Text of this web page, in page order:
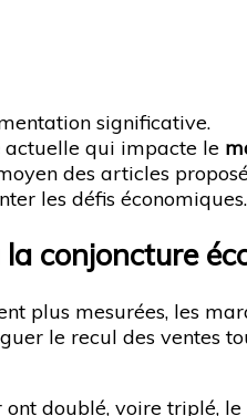
significative.
actuelle qui impacte le
des articles
les défis économiques.
conjoncture
plus mesurées, les
le recul des
doublé, voire triplé,